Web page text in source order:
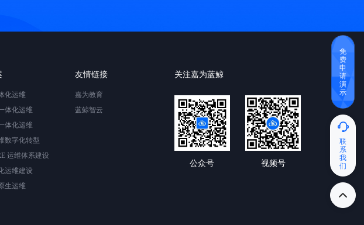
化运维
体化运维
体化运维
数字化转型
运维体系建设
运维建设
生运维
友情链接
嘉为教育
蓝鲸智云
关注嘉为蓝鲸
公众号 视频号
免
费
申
请
演
示
联
系
我
们